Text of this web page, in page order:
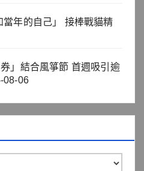
年的自己」 接棒戰貓精
」結合風箏節 首週吸引逾
08-06